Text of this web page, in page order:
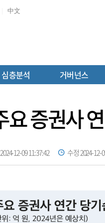
中文
심층분석 거버넌스
요 증권사
12-09 11:37:42 수정 2024-12-